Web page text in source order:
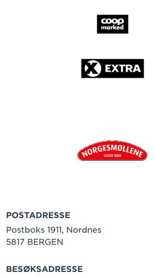
POSTADRESSE
Postboks 1911, Nordnes
5817 BERGEN
BESØKSADRESSE